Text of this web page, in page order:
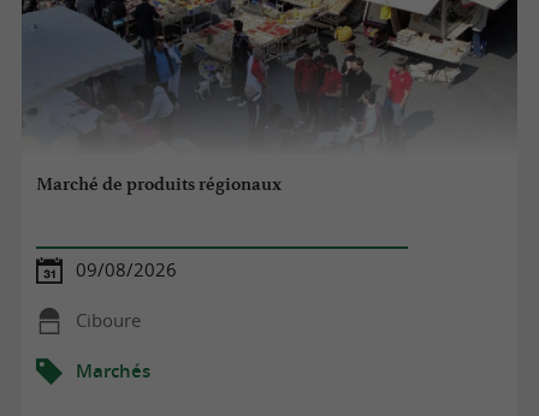
Marché de produits régionaux
09/08/2026
Ciboure
Marchés